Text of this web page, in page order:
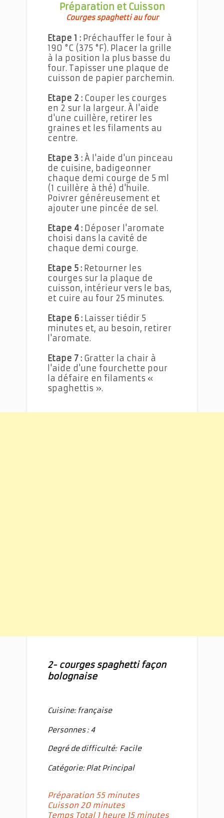
Préparation et Cuisson
Courges spaghetti au four
Etape 1 : Préchauffer le four à
190 °C (375 °F). Placer la grille
à la position la plus basse du
four. Tapisser une plaque de
cuisson de papier parchemin.
Etape 2 : Couper les courges
en 2 sur la largeur. À l'aide
d'une cuillère, retirer les
graines et les filaments au
centre.
Etape 3 : À l'aide d'un pinceau
de cuisine, badigeonner
chaque demi courge de 5 ml
(1 cuillère à thé) d'huile.
Poivrer généreusement et
ajouter une pincée de sel.
Etape 4 : Déposer l'aromate
choisi dans la cavité de
chaque demi courge.
Etape 5 : Retourner les
courges sur la plaque de
cuisson, intérieur vers le bas,
et cuire au four 25 minutes.
Etape 6 : Laisser tiédir 5
minutes et, au besoin, retirer
l'aromate.
Etape 7 : Gratter la chair à
l'aide d'une fourchette pour
la défaire en filaments «
spaghettis ».
2- courges spaghetti façon
bolognaise
Cuisine: française
Personnes : 4
Degré de difficulté: Facile
Catégorie: Plat Principal
Préparation 55 minutes
Cuisson 20 minutes
Temps Total 1 heure 15 minutes